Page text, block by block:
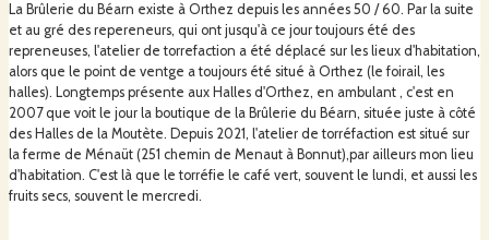
La Brûlerie du Béarn existe à Orthez depuis les années 50 / 60. Par la suite
et au gré des repereneurs, qui ont jusqu'à ce jour toujours été des
repreneuses, l'atelier de torrefaction a été déplacé sur les lieux d'habitation,
alors que le point de ventge a toujours été situé à Orthez (le foirail, les
halles). Longtemps présente aux Halles d'Orthez, en ambulant , c'est en
2007 que voit le jour la boutique de la Brûlerie du Béarn, située juste à côté
des Halles de la Moutète. Depuis 2021, l'atelier de torréfaction est situé sur
la ferme de Ménaüt (251 chemin de Menaut à Bonnut),par ailleurs mon lieu
d'habitation. C'est là que le torréfie le café vert, souvent le lundi, et aussi les
fruits secs, souvent le mercredi.